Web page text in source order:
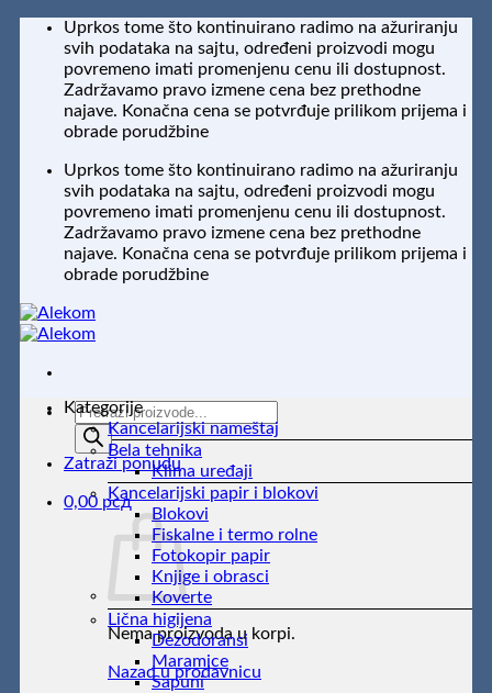
Preskoči
sadržaj
Uprkos tome što kontinuirano radimo na ažuriranju
svih podataka na sajtu, određeni proizvodi mogu
povremeno imati promenjenu cenu ili dostupnost.
Zadržavamo pravo izmene cena bez prethodne
najave. Konačna cena se potvrđuje prilikom prijema i
obrade porudžbine
Uprkos tome što kontinuirano radimo na ažuriranju
svih podataka na sajtu, određeni proizvodi mogu
povremeno imati promenjenu cenu ili dostupnost.
Zadržavamo pravo izmene cena bez prethodne
najave. Konačna cena se potvrđuje prilikom prijema i
obrade porudžbine
Products
search
Zatraži ponudu
0,00 рсд
Nema proizvoda u korpi.
Nazad u prodavnicu
Kategorije
Kancelarijski nameštaj
Bela tehnika
Klima uređaji
Kancelarijski papir i blokovi
Blokovi
Fiskalne i termo rolne
Fotokopir papir
Knjige i obrasci
Koverte
Lična higijena
Dezodoransi
Maramice
Sapuni